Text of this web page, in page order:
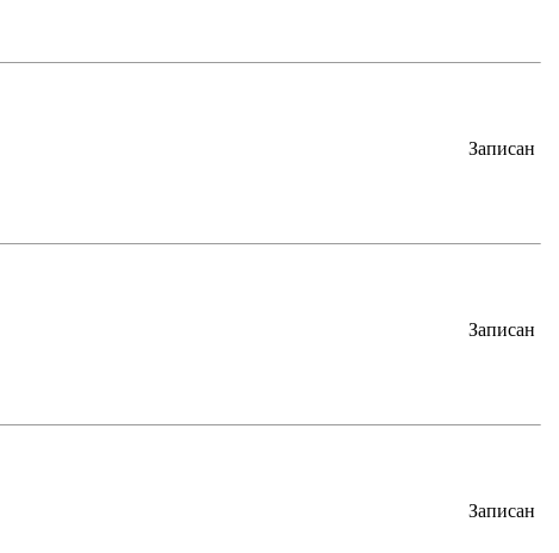
Записан
Записан
Записан